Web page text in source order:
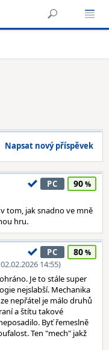
Napsat nový příspěvek
PC 90
tom, jak snadno ve mně
hru.
14:55)
PC 80
Je to stále super
nejslabší. Mechanika
nepřátel je málo druhů
a štítu takové
Byť řemeslně
Ten "mech" jakž